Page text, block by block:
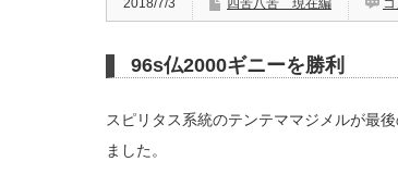
2018/7/3 四苦八苦 現在編
96s仏2000ギニーを勝利
スピリタス系統のテンテママジメルが最
ました。